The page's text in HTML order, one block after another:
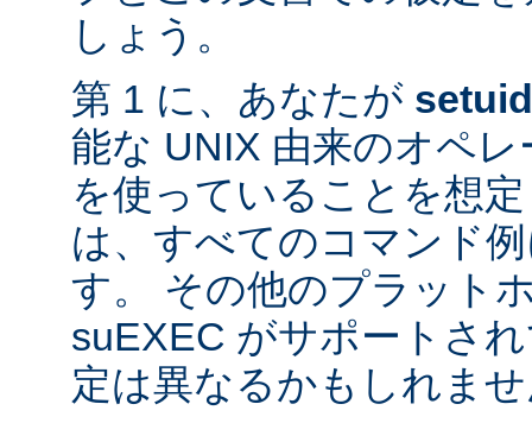
しょう。
第 1 に、あなたが setuid
能な UNIX 由来のオペ
を使っていることを想
は、すべてのコマンド
す。 その他のプラット
suEXEC がサポートさ
定は異なるかもしれま